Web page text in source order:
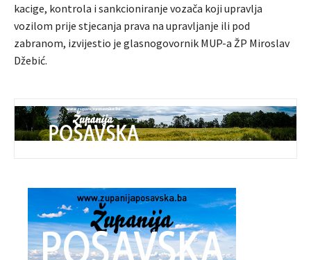
kacige, kontrola i sankcioniranje vozača koji upravlja
vozilom prije stjecanja prava na upravljanje ili pod
zabranom, izvijestio je glasnogovornik MUP-a ŽP Miroslav
Džebić.